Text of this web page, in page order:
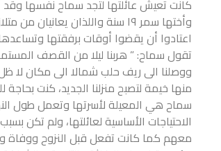
وأختها سمر ١٩ سنة واللذان
اعتادوا أن يقضوا أوقات برفقتها وتساعدها
تقول سماح: ” هربنا ليلا من القصف
ووصلنا الى ريف حلب شمالا الى مكان
منها خيمة لتصبح منزلنا الجديد، كنت
سماح هي المعيلة لأسرتها وتعمل طول
الاحتياجات الأساسية لعائلتها، ولم تكن
معهم كما كانت تفعل قبل النزوح ووفاة